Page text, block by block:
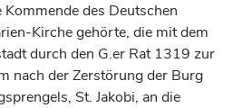
des Deutschen
Kirche gehörte, die mit dem
durch den G.er Rat 1319 zur
nach der Zerstörung der Burg
St. Jakobi, an die